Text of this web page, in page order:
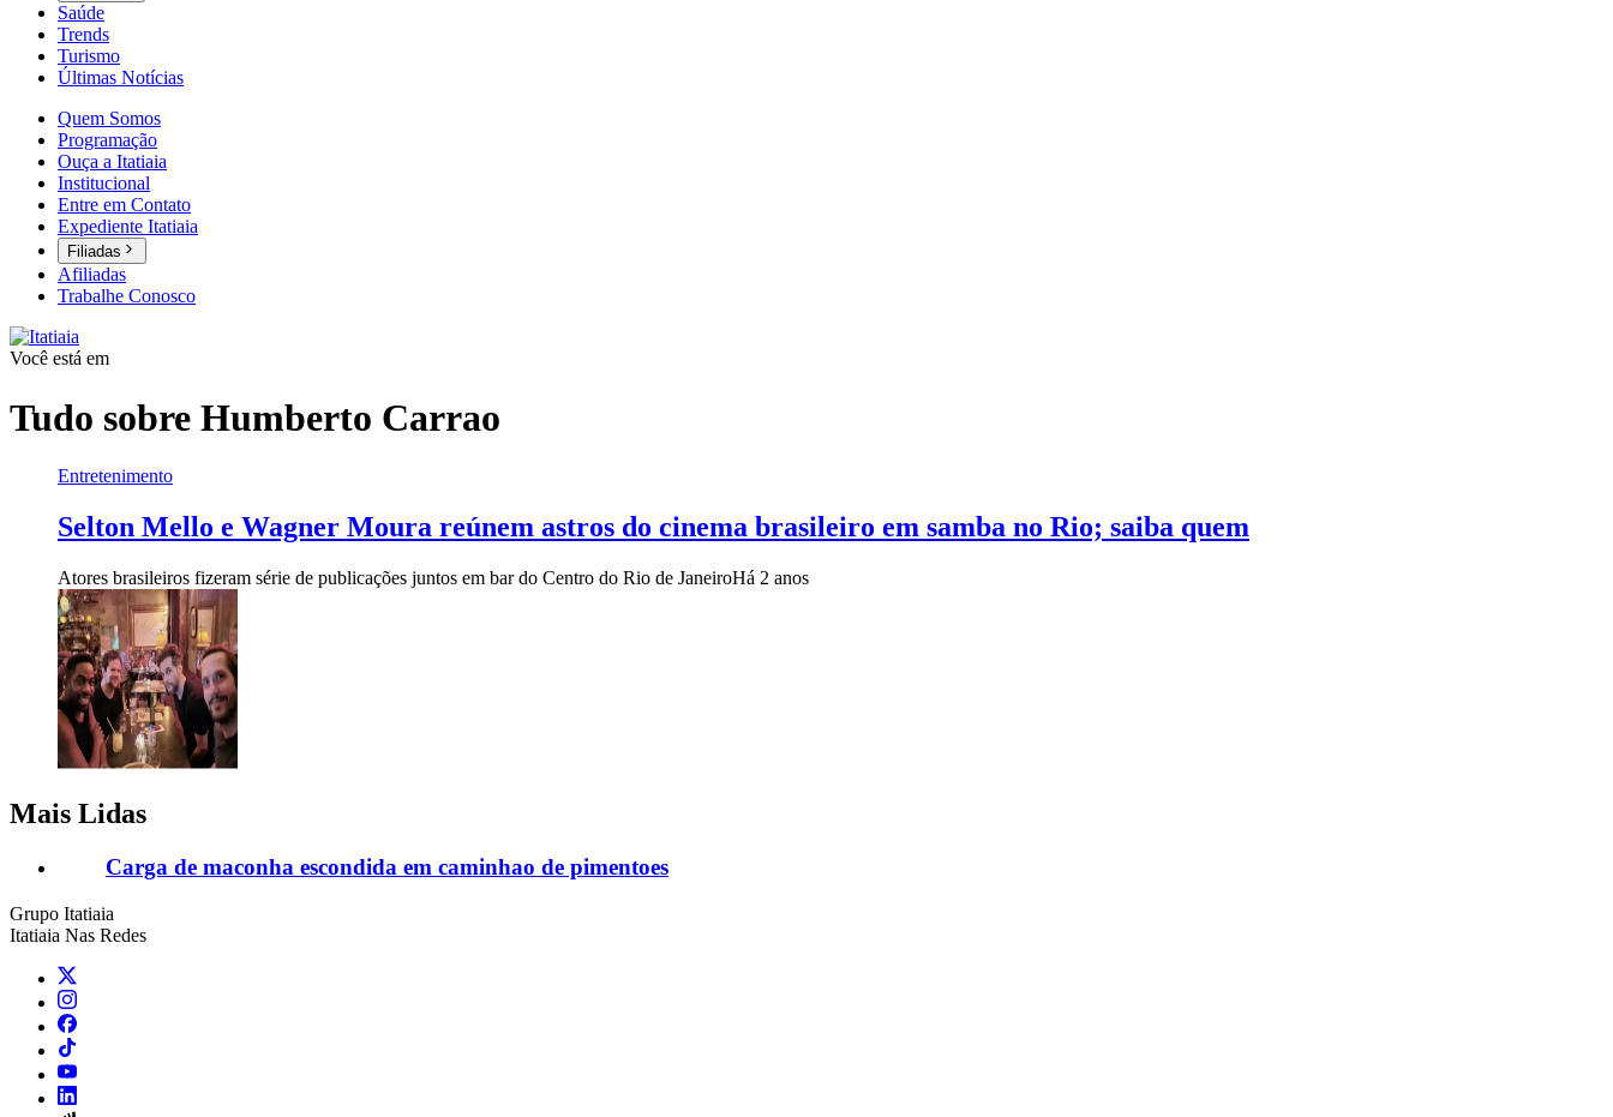
Saúde
Trends
Turismo
Últimas Notícias
Quem Somos
Programação
Ouça a Itatiaia
Institucional
Entre em Contato
Expediente Itatiaia
Filiadas
Afiliadas
Trabalhe Conosco
Você está em
Tudo sobre Humberto Carrao
Entretenimento
Selton Mello e Wagner Moura reúnem astros do cinema brasileiro em samba no Rio; saiba quem
Atores brasileiros fizeram série de publicações juntos em bar do Centro do Rio de JaneiroHá 2 anos
Mais Lidas
Carga de maconha escondida em caminhao de pimentoes
Grupo Itatiaia
Itatiaia Nas Redes